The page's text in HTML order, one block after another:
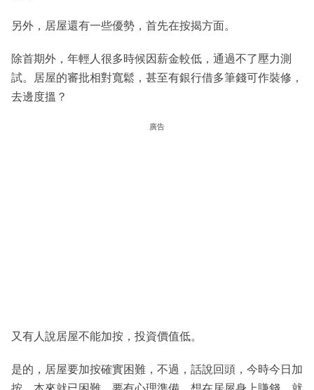
另外，居屋還有一些優勢，首先在按揭方面。
除首期外，年輕人很多時候因薪金較低，通過不了壓力測
試。居屋的審批相對寬鬆，甚至有銀行借多筆錢可作裝修，
去邊度搵？
廣告
又有人說居屋不能加按，投資價值低。
是的，居屋要加按確實困難，不過，話說回頭，今時今日加